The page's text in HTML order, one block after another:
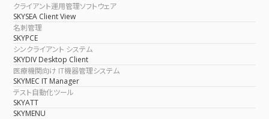
クライアント運用管理ソフトウェア
SKYSEA Client View
名刺管理
SKYPCE
シンクライアント システム
SKYDIV Desktop Client
医療機関向け IT機器管理システム
SKYMEC IT Manager
テスト自動化ツール
SKYATT
SKYMENU